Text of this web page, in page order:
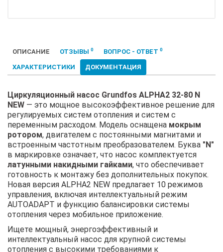
ОПИСАНИЕ ОТЗЫВЫ 0 ВОПРОС - ОТВЕТ 0
ХАРАКТЕРИСТИКИ ДОКУМЕНТАЦИЯ
Циркуляционный насос Grundfos ALPHA2 32-80 N
NEW — это мощное высокоэффективное решение для
регулируемых систем отопления и систем с
переменным расходом. Модель оснащена мокрым
ротором, двигателем с постоянными магнитами и
встроенным частотным преобразователем. Буква "N"
в маркировке означает, что насос комплектуется
латунными накидными гайками, что обеспечивает
готовность к монтажу без дополнительных покупок.
Новая версия ALPHA2 NEW предлагает 10 режимов
управления, включая интеллектуальный режим
AUTOADAPT и функцию балансировки системы
отопления через мобильное приложение.
Ищете мощный, энергоэффективный и
интеллектуальный насос для крупной системы
отопления с высокими требованиями к